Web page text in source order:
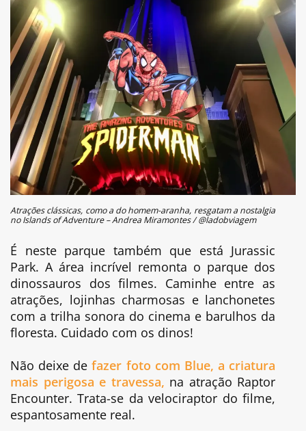
Atrações clássicas, como a do homem-aranha, resgatam a nostalgia
no Islands of Adventure – Andrea Miramontes / @ladobviagem
É neste parque também que está Jurassic
Park. A área incrível remonta o parque dos
dinossauros dos filmes. Caminhe entre as
atrações, lojinhas charmosas e lanchonetes
com a trilha sonora do cinema e barulhos da
floresta. Cuidado com os dinos!
Não deixe defazer foto com Blue, a criatura
mais perigosa e travessa, na atração Raptor
Encounter. Trata-se da velociraptor do filme,
espantosamente real.